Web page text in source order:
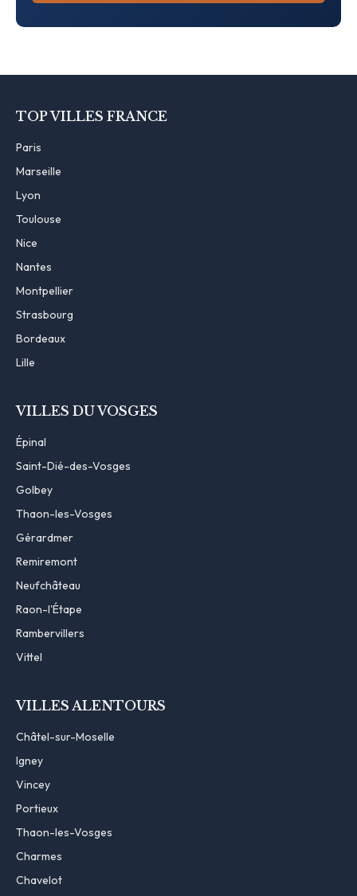
TOP VILLES FRANCE
Paris
Marseille
Lyon
Toulouse
Nice
Nantes
Montpellier
Strasbourg
Bordeaux
Lille
VILLES DU VOSGES
Épinal
Saint-Dié-des-Vosges
Golbey
Thaon-les-Vosges
Gérardmer
Remiremont
Neufchâteau
Raon-l'Étape
Rambervillers
Vittel
VILLES ALENTOURS
Châtel-sur-Moselle
Igney
Vincey
Portieux
Thaon-les-Vosges
Charmes
Chavelot